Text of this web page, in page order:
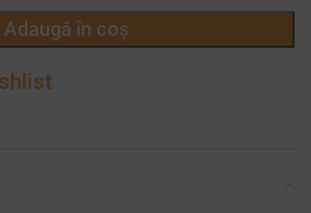
recapete tonusul și energia!
Adaugă în coș